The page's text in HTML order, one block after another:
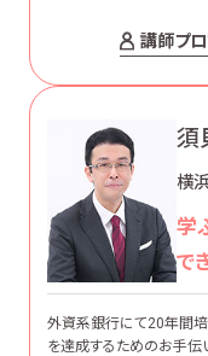
講師プ
須
横
学
で
外資系銀行にて20年間培
を達成するためのお手伝